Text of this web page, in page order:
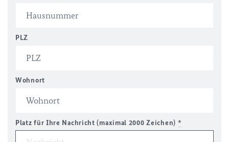
PLZ
Wohnort
Platz für Ihre Nachricht (maximal 2000 Zeichen) *